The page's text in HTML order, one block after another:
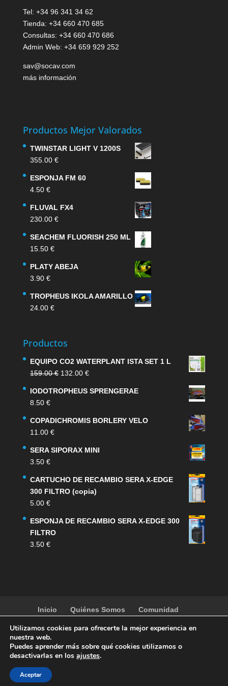
Tel: +34 96 341 34 62
Tienda: +34 660 470 685
Consultas: +34 660 470 686
Admin Web: +34 659 929 252
sav@socav.com
más información
Productos Mejor Valorados
TWINSTAR LIGHT V 1200S
355.00 €
ESPONJA FM 60
4.50 €
FLUVAL FX4
230.00 €
SEACHEM FLUORISH 250 ML
15.50 €
PLATY ABEJA
3.90 €
TROPHEUS IKOLA AMARILLO
24.00 €
Productos
EQUIPO CO2 WATERPLANT ISTA SET 1 L
159.00€ El
original
159.00 €.
132.00 €El
actual
132.00 €.
IODOTROPHEUS SPRENGERAE
8.50 €
COPADICHROMIS BORLERY VELO
11.00 €
SERA SIPORAX MINI
3.50 €
CARTUCHO DE RECAMBIO SERA X-EDGE
300 FILTRO (copia)
5.00 €
ESPONJA DE RECAMBIO SERA X-EDGE 300
FILTRO
3.50 €
Inicio Quiénes Somos
Comunidad
Contacto
Tienda
Utilizamos cookies para ofrecerte la mejor experiencia en
nuestra web.
Puedes aprender más sobre qué cookies utilizamos o
desactivarlas en los ajustes.
Aceptar